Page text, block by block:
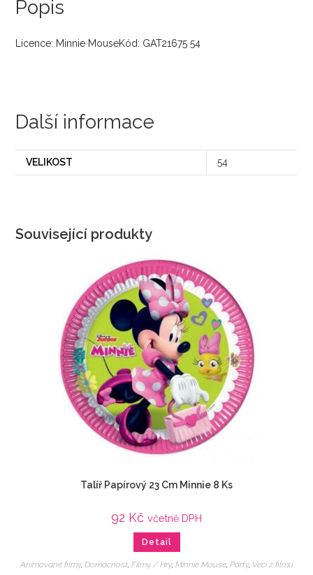
Popis
Licence: Minnie MouseKód: GAT21675 54
Další informace
VELIKOST 54
Související produkty
Talíř Papírový 23 Cm Minnie 8 Ks
92 Kč včetně DPH
Detail
Animované filmy, Domácnost, Filmy / Hry, Minnie Mouse, Párty, Veci z filmu